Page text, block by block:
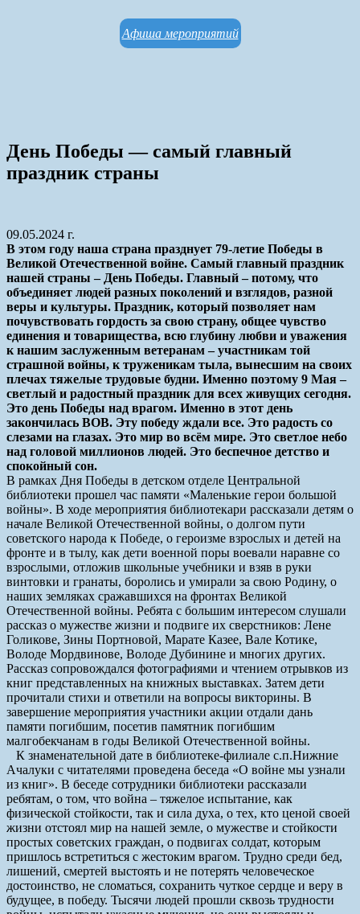
Афиша мероприятий
День Победы — самый главный
праздник страны
09.05.2024 г.
В этом году наша страна празднует 79-летие Победы в
Великой Отечественной войне. Самый главный праздник
нашей страны – День Победы. Главный – потому, что
объединяет людей разных поколений и взглядов, разной
веры и культуры. Праздник, который позволяет нам
почувствовать гордость за свою страну, общее чувство
единения и товарищества, всю глубину любви и уважения
к нашим заслуженным ветеранам – участникам той
страшной войны, к труженикам тыла, вынесшим на своих
плечах тяжелые трудовые будни. Именно поэтому 9 Мая –
светлый и радостный праздник для всех живущих сегодня.
Это день Победы над врагом. Именно в этот день
закончилась ВОВ. Эту победу ждали все. Это радость со
слезами на глазах. Это мир во всём мире. Это светлое небо
над головой миллионов людей. Это беспечное детство и
спокойный сон.
В рамках Дня Победы в детском отделе Центральной
библиотеки прошел час памяти «Маленькие герои большой
войны». В ходе мероприятия библиотекари рассказали детям о
начале Великой Отечественной войны, о долгом пути
советского народа к Победе, о героизме взрослых и детей на
фронте и в тылу, как дети военной поры воевали наравне со
взрослыми, отложив школьные учебники и взяв в руки
винтовки и гранаты, боролись и умирали за свою Родину, о
наших земляках сражавшихся на фронтах Великой
Отечественной войны. Ребята с большим интересом слушали
рассказ о мужестве жизни и подвиге их сверстников: Лене
Голикове, Зины Портновой, Марате Казее, Вале Котике,
Володе Мордвинове, Володе Дубинине и многих других.
Рассказ сопровождался фотографиями и чтением отрывков из
книг представленных на книжных выставках. Затем дети
прочитали стихи и ответили на вопросы викторины. В
завершение мероприятия участники акции отдали дань
памяти погибшим, посетив памятник погибшим
малгобекчанам в годы Великой Отечественной войны.
К знаменательной дате в библиотеке-филиале с.п.Нижние
Ачалуки с читателями проведена беседа «О войне мы узнали
из книг». В беседе сотрудники библиотеки рассказали
ребятам, о том, что война – тяжелое испытание, как
физической стойкости, так и сила духа, о тех, кто ценой своей
жизни отстоял мир на нашей земле, о мужестве и стойкости
простых советских граждан, о подвигах солдат, которым
пришлось встретиться с жестоким врагом. Трудно среди бед,
лишений, смертей выстоять и не потерять человеческое
достоинство, не сломаться, сохранить чуткое сердце и веру в
будущее, в победу. Тысячи людей прошли сквозь трудности